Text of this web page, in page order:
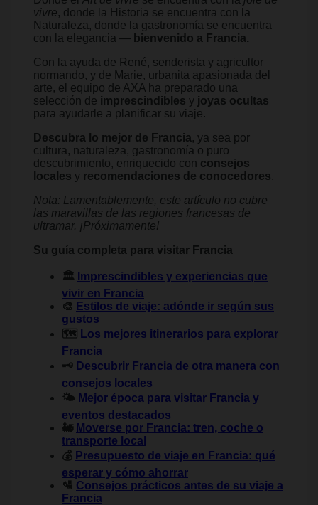
vivre, donde la Historia se encuentra con la
Naturaleza, donde la gastronomía se encuentra
con la elegancia — bienvenido a Francia.
Con la ayuda de René, senderista y agricultor
normando, y de Marie, urbanita apasionada del
arte, el equipo de AXA ha preparado una
selección de imprescindibles y joyas ocultas
para ayudarle a planificar su viaje.
Descubra lo mejor de Francia, ya sea por
cultura, naturaleza, gastronomía o puro
descubrimiento, enriquecido con consejos
locales y recomendaciones de conocedores.
Nota: Lamentablemente, este artículo no cubre
las maravillas de las regiones francesas de
ultramar. ¡Próximamente!
Su guía completa para visitar Francia
🏛️ Imprescindibles y experiencias que
vivir en Francia
🎨 Estilos de viaje: adónde ir según sus
gustos
🗺️ Los mejores itinerarios para explorar
Francia
🗝️ Descubrir Francia de otra manera con
consejos locales
🌤️ Mejor época para visitar Francia y
eventos destacados
🚂 Moverse por Francia: tren, coche o
transporte local
💰 Presupuesto de viaje en Francia: qué
esperar y cómo ahorrar
🛂 Consejos prácticos antes de su viaje a
Francia